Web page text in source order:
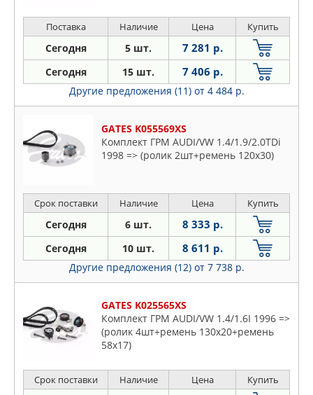
Поставка Наличие Цена Купить
Сегодня 5 шт. 7 281 р.
Сегодня 15 шт. 7 406 р.
Другие предложения (11) от 4 484 р.
GATES K055569XS
Комплект ГРМ AUDI/VW 1.4/1.9/2.0TDi
1998 => (ролик 2шт+ремень 120x30)
Срок поставки Наличие Цена Купить
Сегодня 6 шт. 8 333 р.
Сегодня 10 шт. 8 611 р.
Другие предложения (12) от 7 738 р.
GATES K025565XS
Комплект ГРМ AUDI/VW 1.4/1.6I 1996 =>
(ролик 4шт+ремень 130x20+ремень
58x17)
Срок поставки Наличие Цена Купить